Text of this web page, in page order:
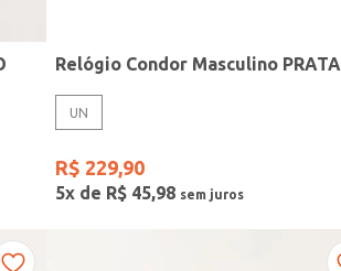
Relógio Condor Masculino PRATA
UN
R$ 229,90
5x de R$ 45,98